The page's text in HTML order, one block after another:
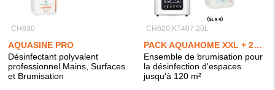
CH630
AQUASINE PRO
Désinfectant polyvalent
professionnel Mains, Surfaces
et Brumisation
CH620.KT407.20L
PACK AQUAHOME XXL + 20L AQUASINE PRO
Ensemble de brumisation pour
la désinfection d'espaces
jusqu'à 120 m²